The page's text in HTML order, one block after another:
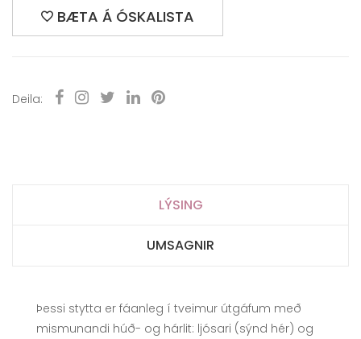
BÆTA Á ÓSKALISTA
Deila:
LÝSING
UMSAGNIR
Þessi stytta er fáanleg í tveimur útgáfum með
mismunandi húð- og hárlit: ljósari (sýnd hér) og